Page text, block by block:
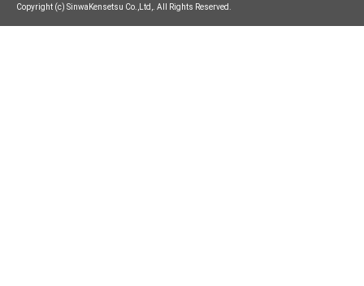
Copyright (c) SinwaKensetsu Co.,Ltd,. All Rights Reserved.